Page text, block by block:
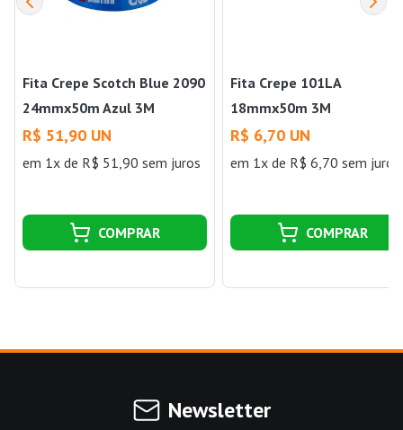
Fita Crepe Scotch Blue 2090
24mmx50m Azul 3M
R$ 51,90 UN
em 1x de R$ 51,90 sem juros
COMPRAR
Fita Crepe 101LA
18mmx50m 3M
R$ 6,70 UN
em 1x de R$ 6,70 sem juros
COMPRAR
Newsletter